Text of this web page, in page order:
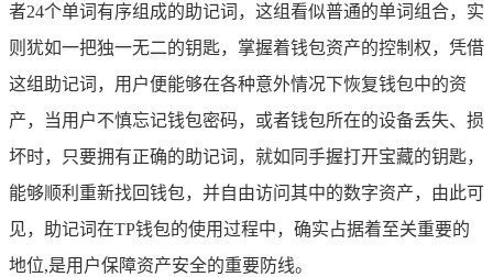
者24个单词有序组成的助记词，这组看似普通的单词组合，实
则犹如一把独一无二的钥匙，掌握着钱包资产的控制权，凭借
这组助记词，用户便能够在各种意外情况下恢复钱包中的资
产，当用户不慎忘记钱包密码，或者钱包所在的设备丢失、损
坏时，只要拥有正确的助记词，就如同手握打开宝藏的钥匙，
能够顺利重新找回钱包，并自由访问其中的数字资产，由此可
见，助记词在TP钱包的使用过程中，确实占据着至关重要的
地位,是用户保障资产安全的重要防线。